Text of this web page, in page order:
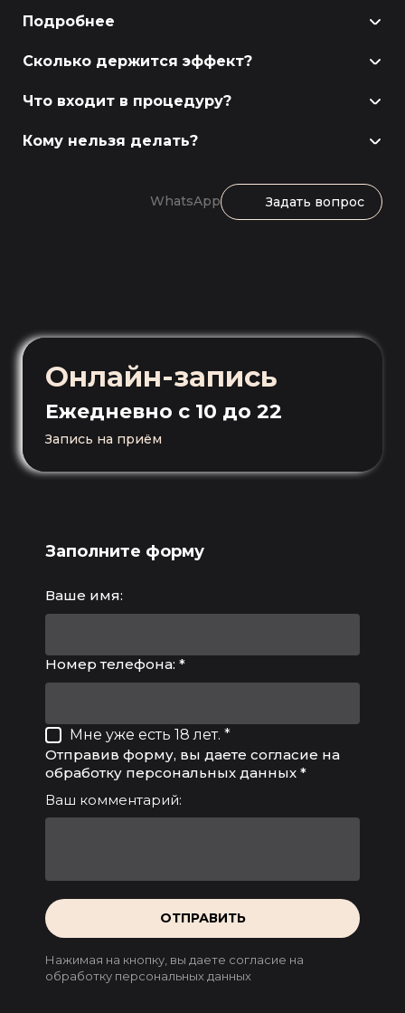
Подробнее
Сколько держится эффект?
Что входит в процедуру?
Кому нельзя делать?
Задать вопрос
WhatsApp
Онлайн-запись
Ежедневно с 10 до 22
Запись на приём
Заполните форму
Ваше имя:
Номер телефона: *
Мне уже есть 18 лет. *
Отправив форму, вы даете согласие на
обработку персональных данных *
Ваш комментарий:
ОТПРАВИТЬ
Нажимая на кнопку, вы даете согласие на
обработку персональных данных